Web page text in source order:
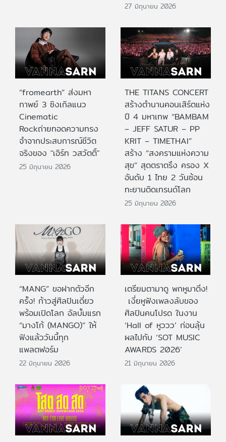
27 มิถุนายน 2026
“fromearth” ส่งมหา
กาพย์ 3 ซิงเกิลแนว
Cinematic
Rockถ่ายทอดความทรง
จำจากประสบการณ์ชีวิต
จริงของ "เอิร์ท วสวัตติ์"
25 มิถุนายน 2026
THE TITANS CONCERT
สร้างตำนานคอนเสิร์ตแห่ง
ปี 4 มหาเทพ “BAMBAM
– JEFF SATUR – PP
KRIT – TIMETHAI”
สร้าง “สงครามแห่งความ
สุข” สุดตราตรึง ครอง X
อันดับ 1 ไทย 2 วันซ้อน
ทะยานติดเทรนด์โลก
25 มิถุนายน 2026
“MANG” ขอฝากตัวอีก
ครั้ง! ก้าวสู่ศิลปินเดี่ยว
พร้อมเปิดโลก อัลบั้มแรก
“มางโก้ (MANGO)” ให้
ฟังแล้ววันนี้ทุก
แพลตฟอร์ม
22 มิถุนายน 2026
เตรียมตามาดู พกหูมาติ่ง!
เงี่ยหูฟังเพลงลับของ
ศิลปินคนโปรด ในงาน
‘Hall of หูววว’ ก่อนลุ้น
ผลไปกับ ‘SOT MUSIC
AWARDS 2026’
21 มิถุนายน 2026